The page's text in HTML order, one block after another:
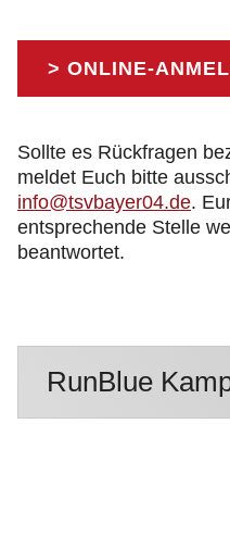
> ONLINE-
Sollte es Rückfragen
meldet Euch bitte
info@tsvbayer04.de.
entsprechende Stelle
beantwortet.
RunBlue